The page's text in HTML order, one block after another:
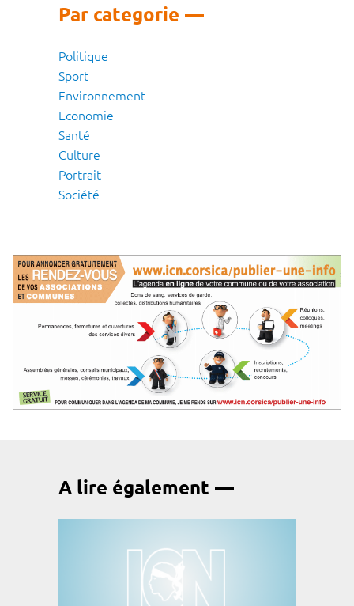
Par categorie
Politique
Sport
Environnement
Economie
Santé
Culture
Portrait
Société
A lire également